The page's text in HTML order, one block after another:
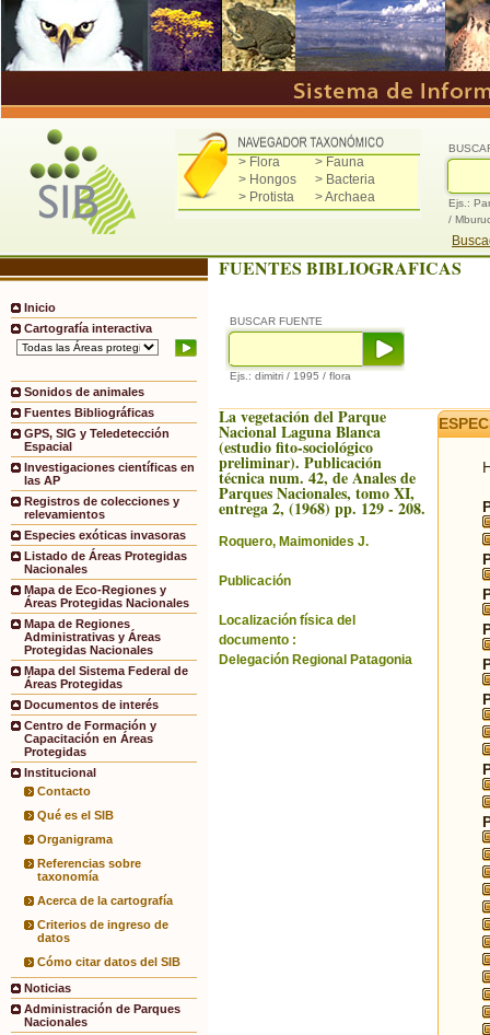
> Flora
> Fauna
> Hongos
> Bacteria
> Protista
> Archaea
Ejs.:
/
Inicio
Cartografía interactiva
Sonidos de animales
Fuentes Bibliográficas
GPS, SIG y Teledetección
Espacial
Investigaciones científicas en
las AP
Registros de colecciones y
relevamientos
Especies exóticas invasoras
Listado de Áreas Protegidas
Nacionales
Mapa de Eco-Regiones y
Áreas Protegidas Nacionales
Mapa de Regiones
Administrativas y Áreas
Protegidas Nacionales
Mapa del Sistema Federal de
Áreas Protegidas
Documentos de interés
Centro de Formación y
Capacitación en Áreas
Protegidas
Institucional
Contacto
Qué es el SIB
Organigrama
Referencias sobre
taxonomía
Acerca de la cartografía
Criterios de ingreso de
datos
Cómo citar datos del SIB
Noticias
Administración de Parques
Nacionales
FUENTES BIBLIOGRAFICAS
BUSCAR FUENTE
Ejs.: dimitri / 1995 / flora
La vegetación del Parque
Nacional Laguna Blanca
(estudio fito-sociológico
preliminar). Publicación
técnica num. 42, de Anales de
Parques Nacionales, tomo XI,
entrega 2, (1968) pp. 129 - 208.
Roquero, Maimonides J.
Publicación
Localización física del
documento :
Delegación Regional Patagonia